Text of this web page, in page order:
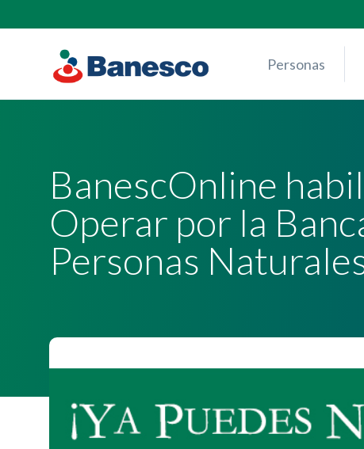
content
Personas
BanescOnline
Operar por la
Personas